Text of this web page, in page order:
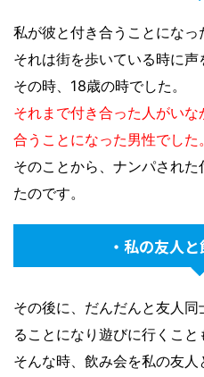
私が彼と付き合うことになっ
それは街を歩いている時に声
その時、18歳の時でした。
それまで付き合った人がい
合うことになった男性でした。
そのことから、ナンパされ
たのです。
・私の友人
その後に、だんだんと友人
ることになり遊びに行くこと
そんな時、飲み会を私の友